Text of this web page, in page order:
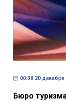
00:38 20 декабря
Бюро